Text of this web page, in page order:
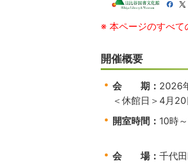
※ 本ページのすべて
開催概要
会 期： 2026
＜休館日＞4月 20
開室時間： 10時～
会 場： 千代